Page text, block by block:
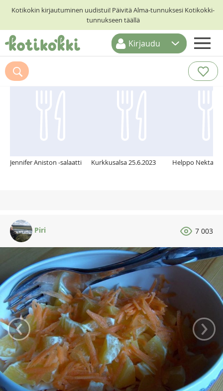
Kotikokin kirjautuminen uudistui! Päivitä Alma-tunnuksesi Kotikokki-
tunnukseen täällä
ETUSIVU
RESEPTIHAKU
Kirjaudu
Suosittelemme myös
Jennifer Aniston -salaatti Kurkkusalsa 25.6.2023 Helppo
Piri 7 003
‹ ›